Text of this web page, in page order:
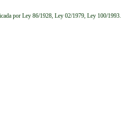
por Ley 86/1928, Ley 02/1979, Ley 100/1993.